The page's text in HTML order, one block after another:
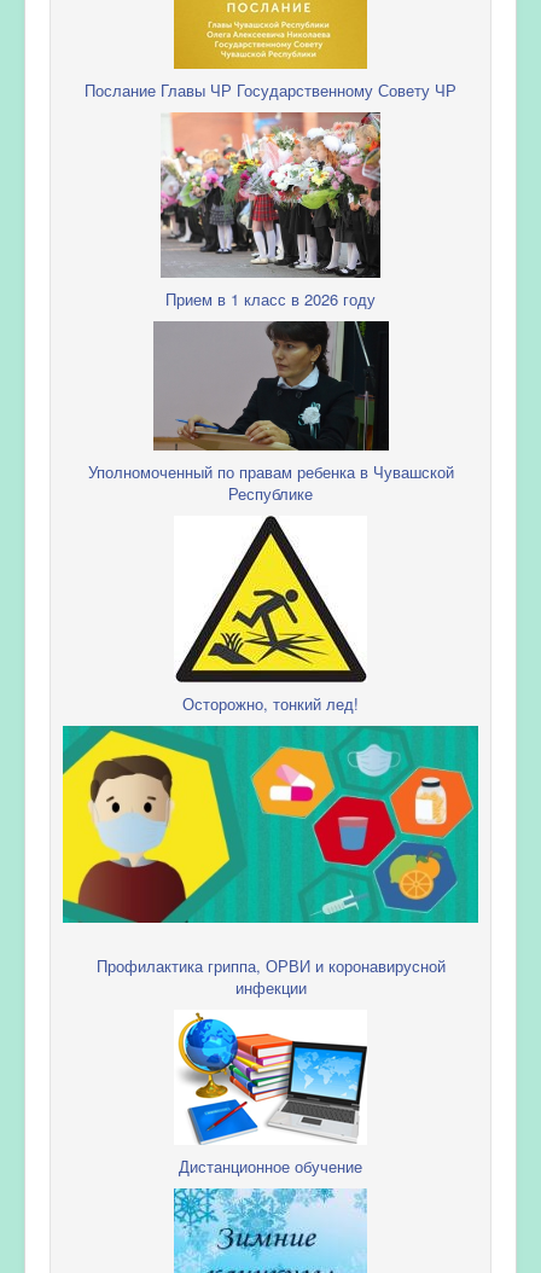
Послание Главы ЧР Государственному Совету ЧР
Прием в 1 класс в 2026 году
Уполномоченный по правам ребенка в Чувашской
Республике
Осторожно, тонкий лед!
Профилактика гриппа, ОРВИ и коронавирусной
инфекции
Дистанционное обучение